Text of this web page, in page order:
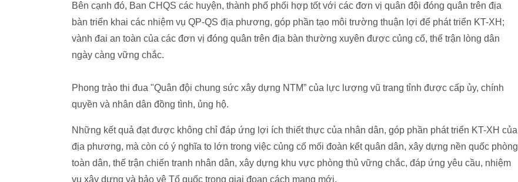
Bên cạnh đó, Ban CHQS các huyện, thành phố phối hợp tốt với các đơn vị quân đội đóng quân trên địa
bàn triển khai các nhiệm vụ QP-QS địa phương, góp phần tạo môi trường thuận lợi để phát triển KT-XH;
vành đai an toàn của các đơn vị đóng quân trên địa bàn thường xuyên được củng cố, thế trận lòng dân
ngày càng vững chắc.
Phong trào thi đua "Quân đội chung sức xây dựng NTM” của lực lượng vũ trang tỉnh được cấp ủy, chính
quyền và nhân dân đồng tình, ủng hộ.
Những kết quả đạt được không chỉ đáp ứng lợi ích thiết thực của nhân dân, góp phần phát triển KT-XH của
địa phương, mà còn có ý nghĩa to lớn trong việc củng cố mối đoàn kết quân dân, xây dựng nền quốc phòng
toàn dân, thế trận chiến tranh nhân dân, xây dựng khu vực phòng thủ vững chắc, đáp ứng yêu cầu, nhiệm
vụ xây dựng và bảo vệ Tổ quốc trong giai đoạn cách mạng mới.